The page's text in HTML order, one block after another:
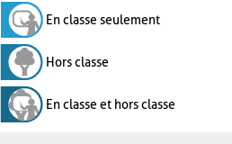
En classe seulement
Hors classe
En classe et hors classe